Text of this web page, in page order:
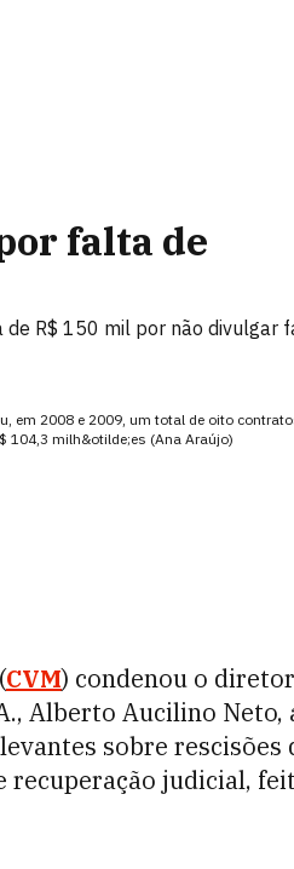
falta de
de R$ 150 mil por não divulgar
em 2008 e 2009, um total de oito
104,3 milh&otilde;es (Ana Araújo)
CVM) condenou o
Alberto Aucilino Neto,
sobre rescisões
recuperação judicial,